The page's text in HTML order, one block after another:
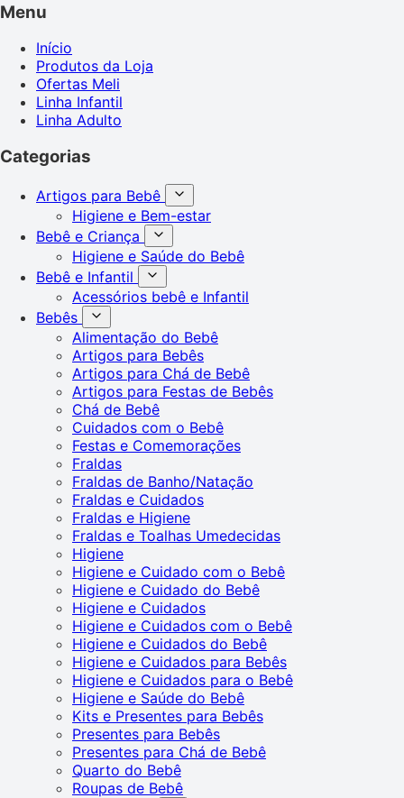
Menu
Início
Produtos da Loja
Ofertas Meli
Linha Infantil
Linha Adulto
Categorias
Artigos para Bebê
Higiene e Bem-estar
Bebê e Criança
Higiene e Saúde do Bebê
Bebê e Infantil
Acessórios bebê e Infantil
Bebês
Alimentação do Bebê
Artigos para Bebês
Artigos para Chá de Bebê
Artigos para Festas de Bebês
Chá de Bebê
Cuidados com o Bebê
Festas e Comemorações
Fraldas
Fraldas de Banho/Natação
Fraldas e Cuidados
Fraldas e Higiene
Fraldas e Toalhas Umedecidas
Higiene
Higiene e Cuidado com o Bebê
Higiene e Cuidado do Bebê
Higiene e Cuidados
Higiene e Cuidados com o Bebê
Higiene e Cuidados do Bebê
Higiene e Cuidados para Bebês
Higiene e Cuidados para o Bebê
Higiene e Saúde do Bebê
Kits e Presentes para Bebês
Presentes para Bebês
Presentes para Chá de Bebê
Quarto do Bebê
Roupas de Bebê